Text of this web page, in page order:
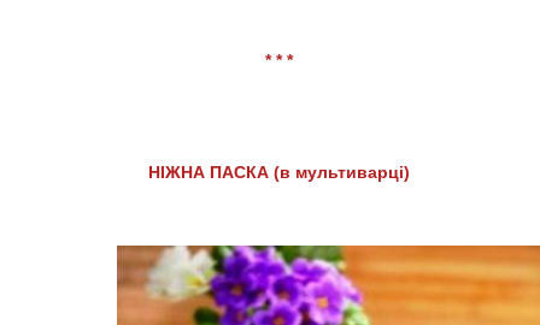
* * *
НІЖНА ПАСКА (в мультиварці)